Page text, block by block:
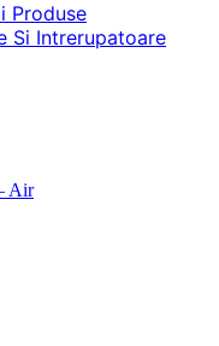
Produse
Si Intrerupatoare
Air